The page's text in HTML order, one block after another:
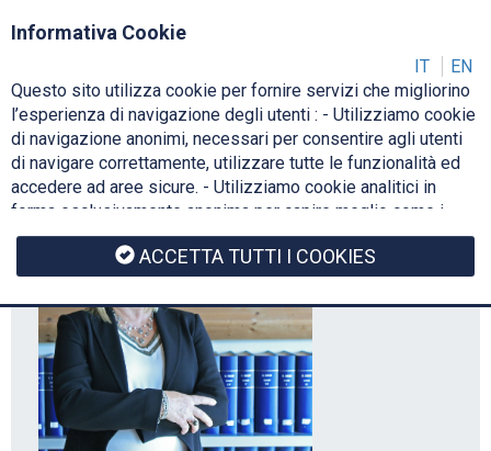
Informativa Cookie
IT
EN
Questo sito utilizza cookie per fornire servizi che migliorino
l’esperienza di navigazione degli utenti : - Utilizziamo cookie
di navigazione anonimi, necessari per consentire agli utenti
di navigare correttamente, utilizzare tutte le funzionalità ed
accedere ad aree sicure. - Utilizziamo cookie analitici in
forma esclusivamente anonima per capire meglio come i
nostri utenti utilizzano il sito web, per ottimizzare e
migliorare il sito, rendendolo sempre interessante e rilevante
per gli utenti. - Non vengono usati cookie statistici di
preferenza dell'utente. Ulteriori informazioni di dettaglio
sono disponibili consultando il documento di informativa
cookie.
Cookie Policy
ACCETTA TUTTI I COOKIES